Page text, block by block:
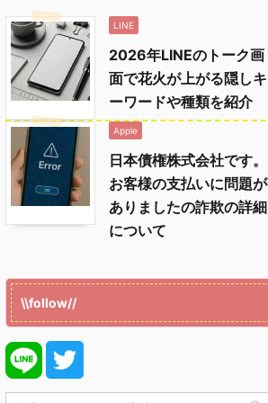
LINE
2026年LINEのトーク画
面で花火が上がる隠しキ
ーワードや種類を紹介
Apple
日本債権株式会社です。
お客様の支払いに問題が
ありましたの詐欺の詳細
について
\\follow//